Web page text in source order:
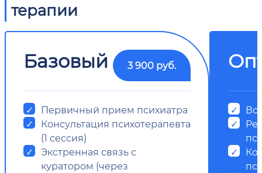
терапии
Базовый 3 900 руб.
Первичный прием психиатра
Консультация психотерапевта
(1 сессия)
Экстренная связь с
куратором (через